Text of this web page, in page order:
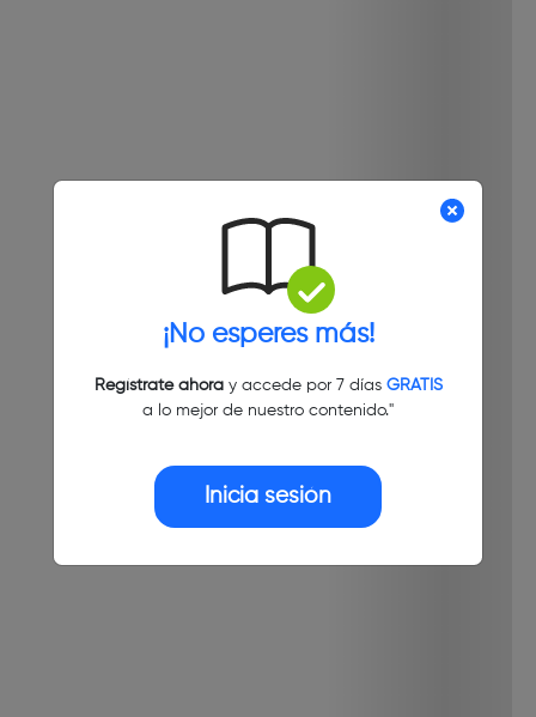
¡No esperes más!
Regístrate ahoray accede por 7 días GRATIS
a lo mejor de nuestro contenido."
Inicia sesión